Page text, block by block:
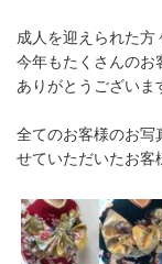
成人を迎えられた方
今年もたくさんのお
ありがとうございま
全てのお客様のお写
せていただいたお客